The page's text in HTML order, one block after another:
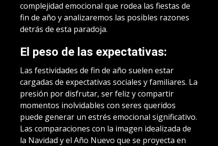
complejidad emocional que rodea las fiestas de
fin de año y analizaremos las posibles razones
detrás de esta paradoja.
El peso de las expectativas:
Las festividades de fin de año suelen estar
cargadas de expectativas sociales y familiares. La
presión por disfrutar, ser feliz y compartir
momentos inolvidables con seres queridos
puede generar un estrés emocional significativo.
Las comparaciones con la imagen idealizada de
la Navidad y el Año Nuevo que se proyecta en